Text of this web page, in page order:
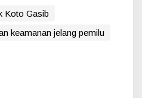
Koto Gasib
keamanan jelang pemilu